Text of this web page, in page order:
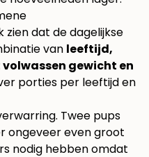
zien dat de dagelijkse
van leeftijd,
gewicht en
porties per leeftijd en
Twee pups
ongeveer even groot
nodig hebben omdat